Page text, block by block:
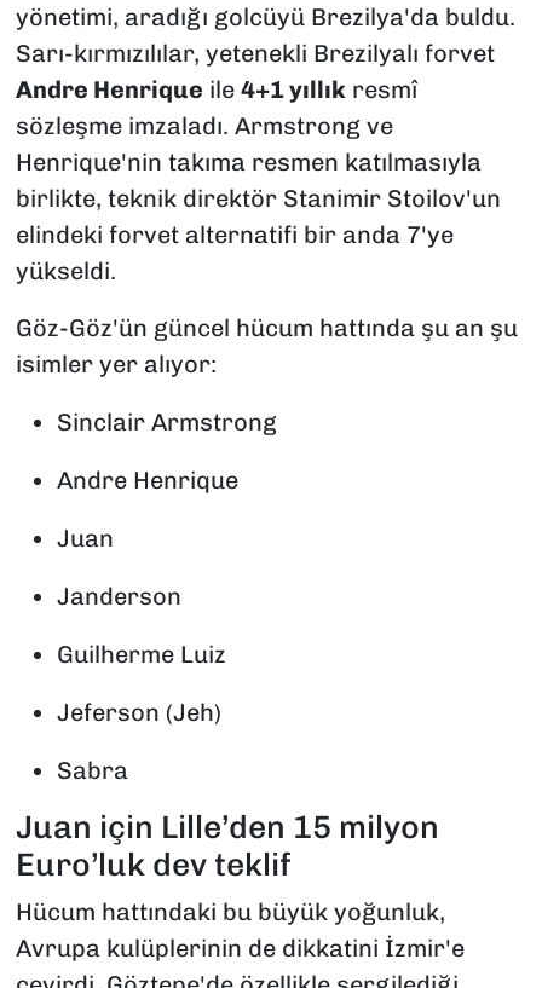
yönetimi, aradığı golcüyü Brezilya'da buldu.
Sarı-kırmızılılar, yetenekli Brezilyalı forvet
Andre Henrique ile 4+1 yıllık resmî
sözleşme imzaladı. Armstrong ve
Henrique'nin takıma resmen katılmasıyla
birlikte, teknik direktör Stanimir Stoilov'un
elindeki forvet alternatifi bir anda 7'ye
yükseldi.
Göz-Göz'ün güncel hücum hattında şu an şu
isimler yer alıyor:
Sinclair Armstrong
Andre Henrique
Juan
Janderson
Guilherme Luiz
Jeferson (Jeh)
Sabra
Juan için Lille’den 15 milyon
Euro’luk dev teklif
Hücum hattındaki bu büyük yoğunluk,
Avrupa kulüplerinin de dikkatini İzmir'e